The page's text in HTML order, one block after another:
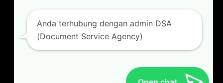
Alamat kantor :
Jl Swadaya Pam No 6 Rt 006 Rw 007 Jatinegara,
Cakung, Jakarta Timur 13930
(Dekat Mesjid Al Marzukiyah Swadaya Pam)
No hp/ telpon :087887631193 / 021 48671259
documentsserviceagency@gmail.com
Anda terhubung dengan admin DSA
(Document Service Agency)